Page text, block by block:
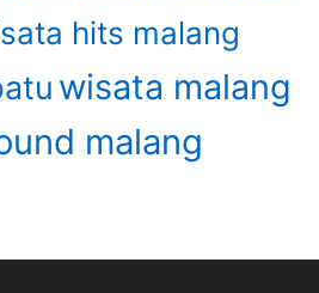
hits malang
wisata malang
malang